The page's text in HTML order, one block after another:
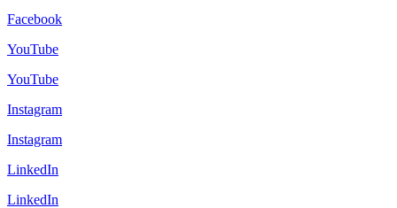
Facebook
YouTube
YouTube
Instagram
Instagram
LinkedIn
LinkedIn